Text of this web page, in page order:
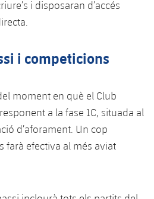
Amateur
i disposaran d’accés
i competicions
moment en què el Club
a la fase 1C, situada al
d’aforament. Un cop
farà efectiva al més aviat